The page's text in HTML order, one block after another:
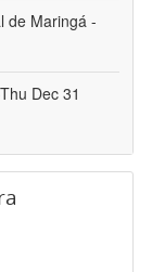
de Maringá -
Dec 31